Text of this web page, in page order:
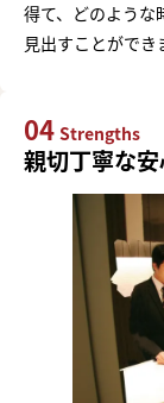
得て、どのような
見出すことができ
04 Strengths
親切丁寧な